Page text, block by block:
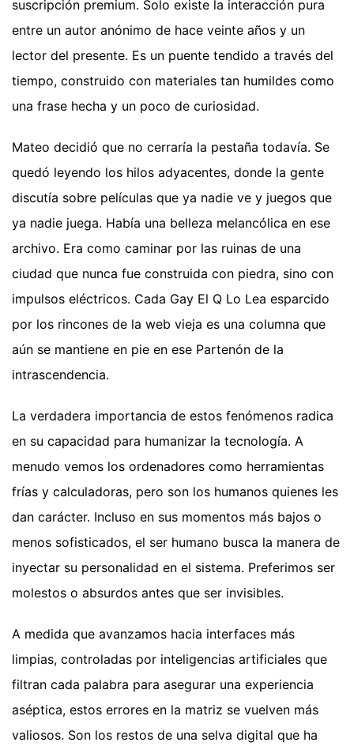
suscripción premium. Solo existe la interacción pura
entre un autor anónimo de hace veinte años y un
lector del presente. Es un puente tendido a través del
tiempo, construido con materiales tan humildes como
una frase hecha y un poco de curiosidad.
Mateo decidió que no cerraría la pestaña todavía. Se
quedó leyendo los hilos adyacentes, donde la gente
discutía sobre películas que ya nadie ve y juegos que
ya nadie juega. Había una belleza melancólica en ese
archivo. Era como caminar por las ruinas de una
ciudad que nunca fue construida con piedra, sino con
impulsos eléctricos. Cada Gay El Q Lo Lea esparcido
por los rincones de la web vieja es una columna que
aún se mantiene en pie en ese Partenón de la
intrascendencia.
La verdadera importancia de estos fenómenos radica
en su capacidad para humanizar la tecnología. A
menudo vemos los ordenadores como herramientas
frías y calculadoras, pero son los humanos quienes les
dan carácter. Incluso en sus momentos más bajos o
menos sofisticados, el ser humano busca la manera de
inyectar su personalidad en el sistema. Preferimos ser
molestos o absurdos antes que ser invisibles.
A medida que avanzamos hacia interfaces más
limpias, controladas por inteligencias artificiales que
filtran cada palabra para asegurar una experiencia
aséptica, estos errores en la matriz se vuelven más
valiosos. Son los restos de una selva digital que ha